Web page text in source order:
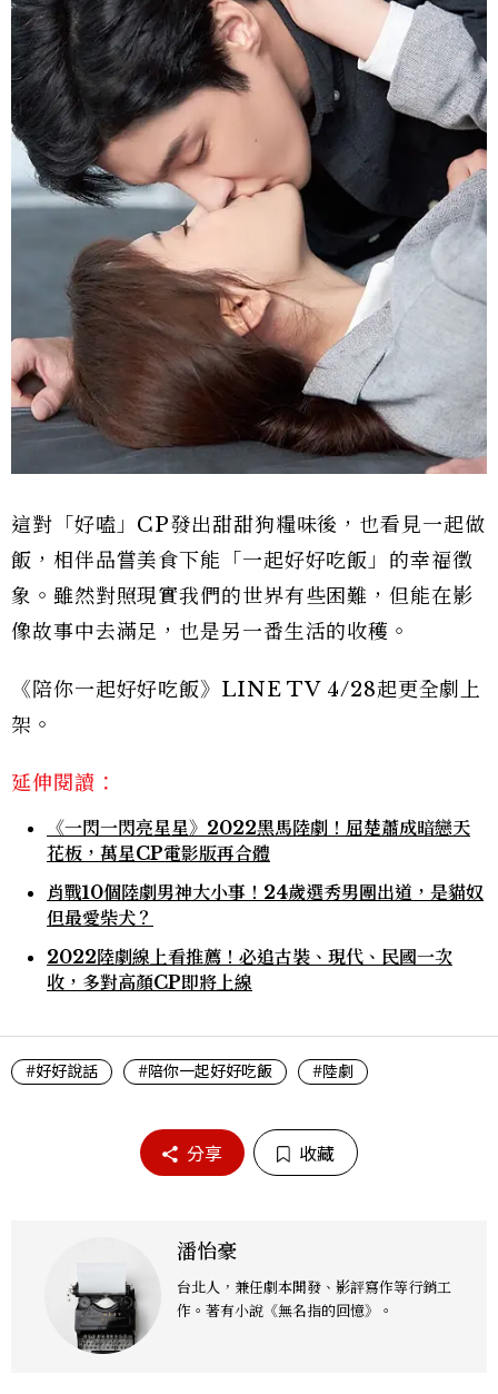
這對「好嗑」CP發出甜甜狗糧味後，也看見一起做
飯，相伴品嘗美食下能「一起好好吃飯」的幸福徵
象。雖然對照現實我們的世界有些困難，但能在影
像故事中去滿足，也是另一番生活的收穫。
《陪你一起好好吃飯》LINE TV 4/28起更全劇上
架。
延伸閱讀：
《一閃一閃亮星星》2022黑馬陸劇！屈楚蕭成暗戀天
花板，萬星CP電影版再合體
肖戰10個陸劇男神大小事！24歲選秀男團出道，是貓奴
但最愛柴犬？
2022陸劇線上看推薦！必追古裝、現代、民國一次
收，多對高顏CP即將上線
#好好說話 #陪你一起好好吃飯 #陸劇
分享 收藏
潘怡豪
台北人，兼任劇本開發、影評寫作等行銷工
作。著有小說《無名指的回憶》。